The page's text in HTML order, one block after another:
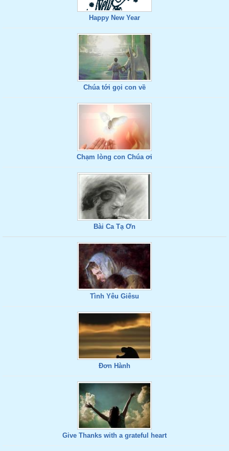
Happy New Year
Chúa tới gọi con về
Chạm lòng con Chúa ơi
Bài Ca Tạ Ơn
Tình Yêu Giêsu
Đơn Hành
Give Thanks with a grateful heart